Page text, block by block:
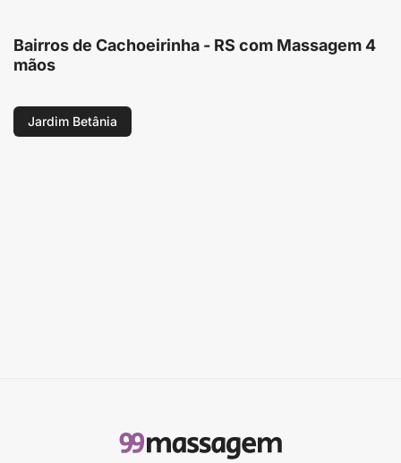
Bairros de Cachoeirinha - RS com Massagem 4
mãos
Jardim Betânia